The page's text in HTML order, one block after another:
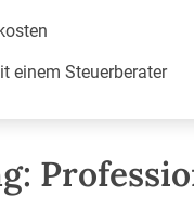
einem Steuerberater